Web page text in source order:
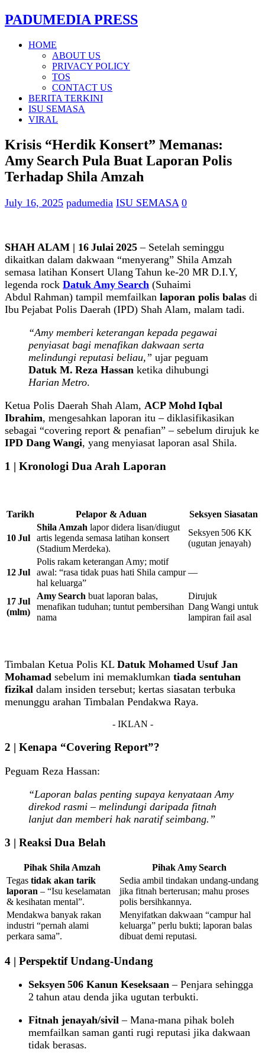
PADUMEDIA PRESS
HOME
ABOUT US
PRIVACY POLICY
TOS
CONTACT US
BERITA TERKINI
ISU SEMASA
VIRAL
Krisis “Herdik Konsert” Memanas:
Amy Search Pula Buat Laporan Polis
Terhadap Shila Amzah
July 16, 2025 padumedia ISU SEMASA 0
SHAH ALAM | 16 Julai 2025 – Setelah seminggu
dikaitkan dalam dakwaan “menyerang” Shila Amzah
semasa latihan Konsert Ulang Tahun ke‑20 MR D.I.Y,
legenda rock Datuk Amy Search (Suhaimi
Abdul Rahman) tampil memfailkan laporan polis balas di
Ibu Pejabat Polis Daerah (IPD) Shah Alam, malam tadi.
“Amy memberi keterangan kepada pegawai
penyiasat bagi menafikan dakwaan serta
melindungi reputasi beliau,” ujar peguam
Datuk M. Reza Hassan ketika dihubungi
Harian Metro.
Ketua Polis Daerah Shah Alam, ACP Mohd Iqbal
Ibrahim, mengesahkan laporan itu – diklasifikasikan
sebagai “covering report & penafian” – sebelum dirujuk ke
IPD Dang Wangi, yang menyiasat laporan asal Shila.
1 | Kronologi Dua Arah Laporan
Tarikh Pelapor & Aduan Seksyen Siasatan
10 Jul
Shila Amzah lapor didera lisan/diugut
artis legenda semasa latihan konsert
(Stadium Merdeka).
Seksyen 506 KK
(ugutan jenayah)
12 Jul
Polis rakam keterangan Amy; motif
awal: “rasa tidak puas hati Shila campur
hal keluarga”
—
17 Jul
(mlm)
Amy Search buat laporan balas,
menafikan tuduhan; tuntut pembersihan
nama
Dirujuk
Dang Wangi untuk
lampiran fail asal
Timbalan Ketua Polis KL Datuk Mohamed Usuf Jan
Mohamad sebelum ini memaklumkan tiada sentuhan
fizikal dalam insiden tersebut; kertas siasatan terbuka
menunggu arahan Timbalan Pendakwa Raya.
- IKLAN -
2 | Kenapa “Covering Report”?
Peguam Reza Hassan:
“Laporan balas penting supaya kenyataan Amy
direkod rasmi – melindungi daripada fitnah
lanjut dan memberi hak naratif seimbang.”
3 | Reaksi Dua Belah
Pihak Shila Amzah
Pihak Amy Search
Tegas tidak akan tarik
laporan – “Isu keselamatan
& kesihatan mental”.
Sedia ambil tindakan undang‑undang
jika fitnah berterusan; mahu proses
polis bersihkannya.
Mendakwa banyak rakan
industri “pernah alami
perkara sama”.
Menyifatkan dakwaan “campur hal
keluarga” perlu bukti; laporan balas
dibuat demi reputasi.
4 | Perspektif Undang‑Undang
Seksyen 506 Kanun Keseksaan – Penjara sehingga
2 tahun atau denda jika ugutan terbukti.
Fitnah jenayah/sivil – Mana‑mana pihak boleh
memfailkan saman ganti rugi reputasi jika dakwaan
tidak berasas.